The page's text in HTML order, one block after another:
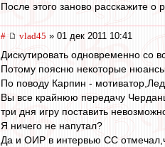
После этого заново расскажите о
# vlad45 » 01 дек 2011 10:41
Дискутировать одновременно со
Потому поясню некоторые
По поводу Карпин -
Вы все крайнюю передачу
три дня игру поставить
Я ничего не напутал?
Да и ОИР в интервью СС